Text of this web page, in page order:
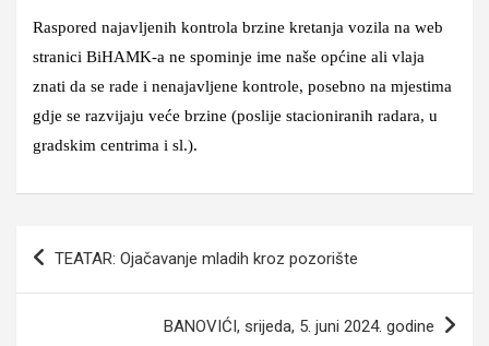
Raspored najavljenih kontrola brzine kretanja vozila na web
stranici BiHAMK-a ne spominje ime naše općine ali vlaja
znati da se rade i nenajavljene kontrole, posebno na mjestima
gdje se razvijaju veće brzine (poslije stacioniranih radara, u
gradskim centrima i sl.).
TEATAR: Ojačavanje mladih kroz pozorište
BANOVIĆI, srijeda, 5. juni 2024. godine